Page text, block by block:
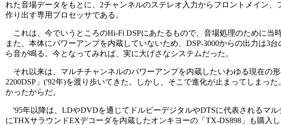
れた音場データをもとに、2チャンネルのステレオ入力からフロントメイン
作り出す専用プロセッサである。
これは、今でいうところのHi-Fi DSPにあたるもので、音場処理のために当
また、本体にパワーアンプを内蔵していないため、DSP-3000からの出力は3
ら音が鳴る。今となってみれば、実に大げさなシステムだった。
それ以来は、マルチチャンネルのパワーアンプを内蔵したいわゆる現在の
2200DSP」('92年)を渡り歩いてきた。しかし、そこで進化が止まってしまっ
かったからだ。
'95年以降は、LDやDVDを通じてドルビーデジタルやDTSに代表されるマ
にTHXサラウンドEXデコーダを内蔵したオンキヨーの「TX-DS898」も購入